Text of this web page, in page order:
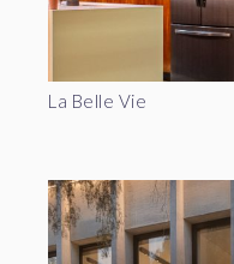
La Belle Vie